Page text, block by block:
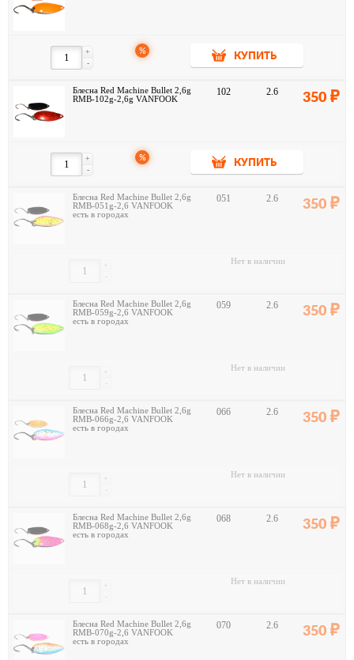
-
+ %
КУПИТЬ
Блесна Red Machine Bullet 2,6g
RMB-102g-2,6g VANFOOK
102 2.6 350
-
+ %
КУПИТЬ
Блесна Red Machine Bullet 2,6g
RMB-051g-2,6 VANFOOK
есть в городах
051 2.6 350
-
+ Нет в наличии
Блесна Red Machine Bullet 2,6g
RMB-059g-2,6 VANFOOK
есть в городах
059 2.6 350
-
+ Нет в наличии
Блесна Red Machine Bullet 2,6g
RMB-066g-2,6 VANFOOK
есть в городах
066 2.6 350
-
+ Нет в наличии
Блесна Red Machine Bullet 2,6g
RMB-068g-2,6 VANFOOK
есть в городах
068 2.6 350
-
+ Нет в наличии
Блесна Red Machine Bullet 2,6g
RMB-070g-2,6 VANFOOK
есть в городах
070 2.6 350